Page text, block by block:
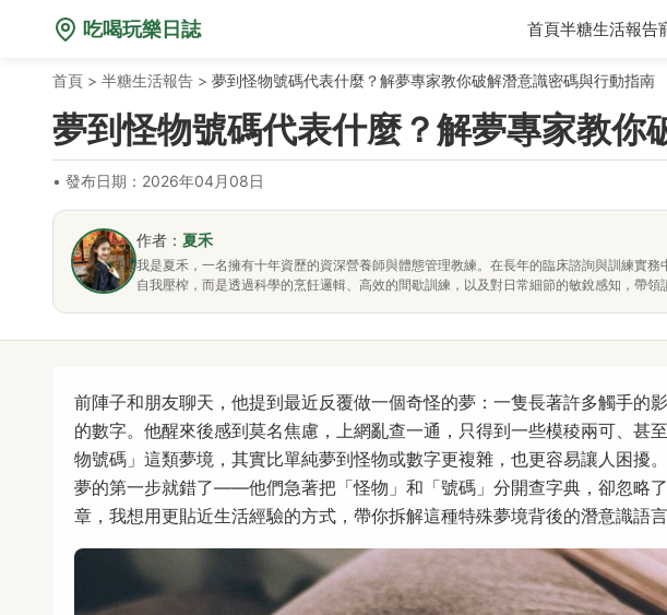
吃喝玩樂日誌 首頁半糖生活報告
首頁 > 半糖生活報告 > 夢到怪物號碼代表什麼？解夢專家教你破解潛意識密碼與行動指南
夢到怪物號碼代表什麼？解夢專家教你
• 發布日期：2026年04月08日
作者： 夏禾
我是夏禾，一名擁有十年資歷的資深營養師與體態管理教練。在長年的臨床諮詢與訓練實
自我壓榨，而是透過科學的烹飪邏輯、高效的間歇訓練，以及對日常細節的敏銳感知，帶領
前陣子和朋友聊天，他提到最近反覆做一個奇怪的夢：一隻長著許多觸手的
的數字。他醒來後感到莫名焦慮，上網亂查一通，只得到一些模稜兩可、甚
物號碼」這類夢境，其實比單純夢到怪物或數字更複雜，也更容易讓人困擾
夢的第一步就錯了——他們急著把「怪物」和「號碼」分開查字典，卻忽略
章，我想用更貼近生活經驗的方式，帶你拆解這種特殊夢境背後的潛意識語言